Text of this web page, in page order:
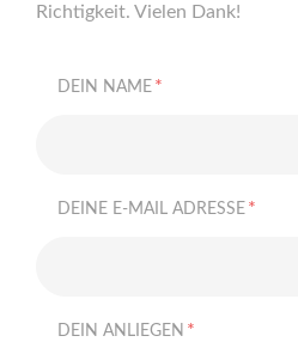
Richtigkeit. Vielen Dank!
DEIN NAME *
DEINE E-MAIL ADRESSE *
DEIN ANLIEGEN *